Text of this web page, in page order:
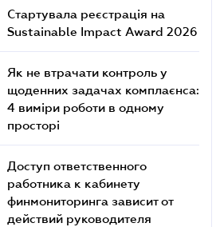
Стартувала реєстрація на
Sustainable Impact Award 2026
Як не втрачати контроль у
щоденних задачах комплаєнса:
4 виміри роботи в одному
просторі
Доступ ответственного
работника к кабинету
финмониторинга зависит от
действий руководителя